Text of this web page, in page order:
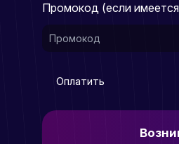
Промокод (если
Оплатить